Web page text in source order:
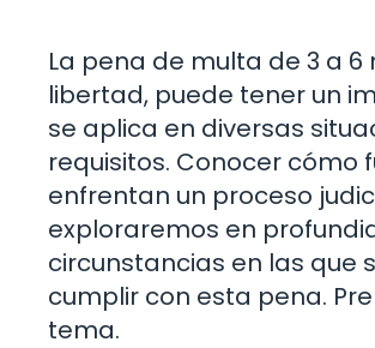
La pena de multa de 3 a
libertad, puede tener un
se aplica en diversas
requisitos. Conocer cómo
enfrentan un proceso
exploraremos en
circunstancias en las que
cumplir con esta pena.
tema.